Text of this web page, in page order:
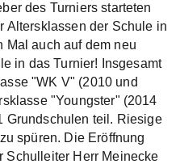
des Turniers starteten
Altersklassen der Schule in
Mal auch auf dem neu
in das Turnier! Insgesamt
"WK V" (2010 und
"Youngster" (2014
Grundschulen teil. Riesige
spüren. Die Eröffnung
Schulleiter Herr Meinecke